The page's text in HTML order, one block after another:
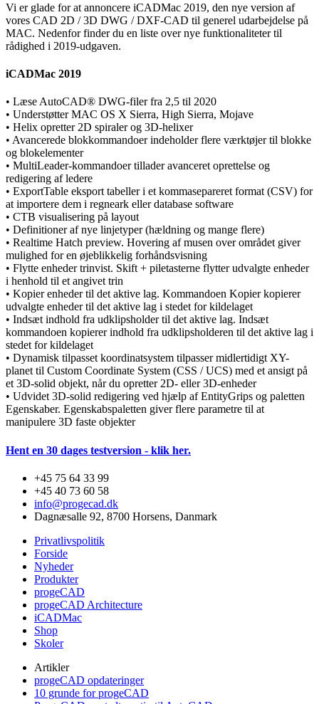
Vi er glade for at annoncere iCADMac 2019, den nye version af
vores CAD 2D / 3D DWG / DXF-CAD til generel udarbejdelse på
MAC. Nedenfor finder du en liste over nye funktionaliteter til
rådighed i 2019-udgaven.
iCADMac 2019
• Læse AutoCAD® DWG-filer fra 2,5 til 2020
• Understøtter MAC OS X Sierra, High Sierra, Mojave
• Helix opretter 2D spiraler og 3D-helixer
• Avancerede blokkommandoer indeholder flere værktøjer til blokke
og blokelementer
• MultiLeader-kommandoer tillader avanceret oprettelse og
redigering af ledere
• ExportTable eksport tabeller i et kommasepareret format (CSV) for
at importere dem i regneark eller database software
• CTB visualisering på layout
• Definitioner af nye linjetyper (hældning og mange flere)
• Realtime Hatch preview. Hovering af musen over området giver
mulighed for en øjeblikkelig forhåndsvisning
• Flytte enheder trinvist. Skift + piletasterne flytter udvalgte enheder
i henhold til et angivet trin
• Kopier enheder til det aktive lag. Kommandoen Kopier kopierer
udvalgte enheder til det aktive lag i stedet for kildelaget
• Indsæt indhold fra udklipsholder til det aktive lag. Indsæt
kommandoen kopierer indhold fra udklipsholderen til det aktive lag i
stedet for kildelaget
• Dynamisk tilpasset koordinatsystem tilpasser midlertidigt XY-
planet til Custom Coordinate System (CSS / UCS) med et ansigt på
et 3D-solid objekt, når du opretter 2D- eller 3D-enheder
• Udvidet 3D-solid redigering ved hjælp af EntityGrips og paletten
Egenskaber. Egenskabspaletten giver flere parametre til at
manipulere 3D faste objekter
Hent en 30 dages testversion - klik her.
+45 75 64 33 99
+45 40 73 60 58
info@progecad.dk
Dagnæsalle 92, 8700 Horsens, Danmark
Privatlivspolitik
Forside
Nyheder
Produkter
progeCAD
progeCAD Architecture
iCADMac
Shop
Skoler
Artikler
progeCAD opdateringer
10 grunde for progeCAD